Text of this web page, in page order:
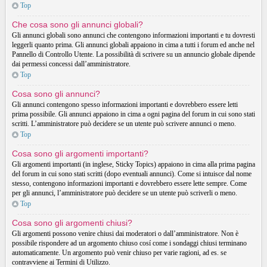
Top
Che cosa sono gli annunci globali?
Gli annunci globali sono annunci che contengono informazioni importanti e tu dovresti
leggerli quanto prima. Gli annunci globali appaiono in cima a tutti i forum ed anche nel
Pannello di Controllo Utente. La possibilità di scrivere su un annuncio globale dipende
dai permessi concessi dall’amministratore.
Top
Cosa sono gli annunci?
Gli annunci contengono spesso informazioni importanti e dovrebbero essere letti
prima possibile. Gli annunci appaiono in cima a ogni pagina del forum in cui sono stati
scritti. L’amministratore può decidere se un utente può scrivere annunci o meno.
Top
Cosa sono gli argomenti importanti?
Gli argomenti importanti (in inglese, Sticky Topics) appaiono in cima alla prima pagina
del forum in cui sono stati scritti (dopo eventuali annunci). Come si intuisce dal nome
stesso, contengono informazioni importanti e dovrebbero essere lette sempre. Come
per gli annunci, l’amministratore può decidere se un utente può scriverli o meno.
Top
Cosa sono gli argomenti chiusi?
Gli argomenti possono venire chiusi dai moderatori o dall’amministratore. Non è
possibile rispondere ad un argomento chiuso cosí come i sondaggi chiusi terminano
automaticamente. Un argomento può venir chiuso per varie ragioni, ad es. se
contravviene ai Termini di Utilizzo.